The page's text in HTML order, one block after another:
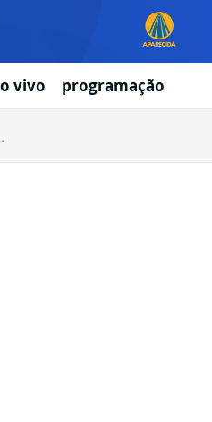
vivo programação